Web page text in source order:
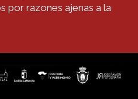
por razones ajenas a la